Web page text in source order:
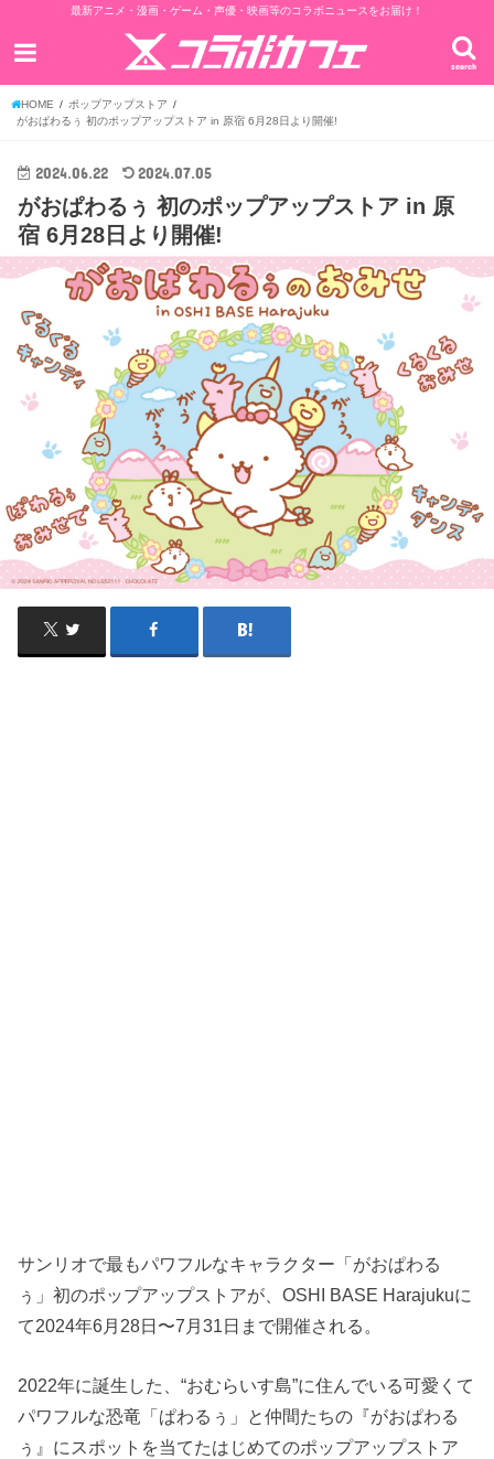
最新アニメ・漫画・ゲーム・声優・映画等のコラボニュースをお届け！
search
HOME
ポップアップストア
がおぱわるぅ 初のポップアップストア in 原宿 6月28日より開催!
2024.06.22 2024.07.05
がおぱわるぅ 初のポップアップストア in 原
宿 6月28日より開催!
サンリオで最もパワフルなキャラクター「がおぱわる
ぅ」初のポップアップストアが、OSHI BASE Harajukuに
て2024年6月28日〜7月31日まで開催される。
2022年に誕生した、“おむらいす島”に住んでいる可愛くて
パワフルな恐竜「ぱわるぅ」と仲間たちの『がおぱわる
ぅ』にスポットを当てたはじめてのポップアップストア